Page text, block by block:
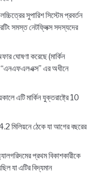
সুপারিশ সিস্টেম প্রবর্তন
সমস্ত নেটফ্লিক্স সদস্যদের
ঘোষণা করেছে (মার্কিন
“এনএফএলএক্স” এর অধীনে
এটি মার্কিন যুক্তরাষ্ট্রে 10
মিলিয়নে ঠেকে যা আগের বছরের
প্রথম বিকাশকারীকে
যা এটির বিদ্যমান